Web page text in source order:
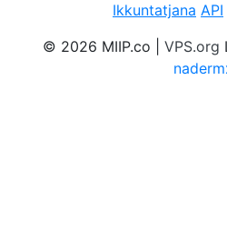
Ikkuntatjana API
© 2026 MIIP.co | VPS.org